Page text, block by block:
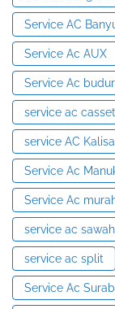
Service AC
Service Ac AUX
Service Ac
service ac
service AC
Service Ac
Service Ac
service ac
service ac split
Service Ac